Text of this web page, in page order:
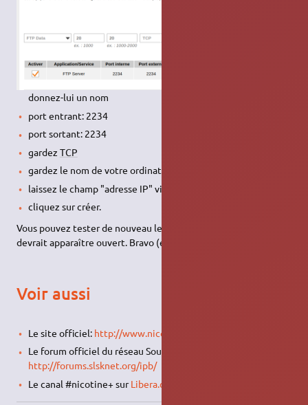
donnez-lui un nom
port entrant: 2234
port sortant: 2234
gardez TCP
gardez le nom de votre ordinateur
laissez le champ "adresse IP" vide
cliquez sur créer.
Vous pouvez tester de nouveau le bouton de test du port: il
devrait apparaître ouvert. Bravo (et merci !).
Voir aussi
Le site officiel: http://www.nicotine-plus.org
Le forum officiel du réseau Soulseek:
http://forums.slsknet.org/ipb/
Le canal #nicotine+ surLibera.chat